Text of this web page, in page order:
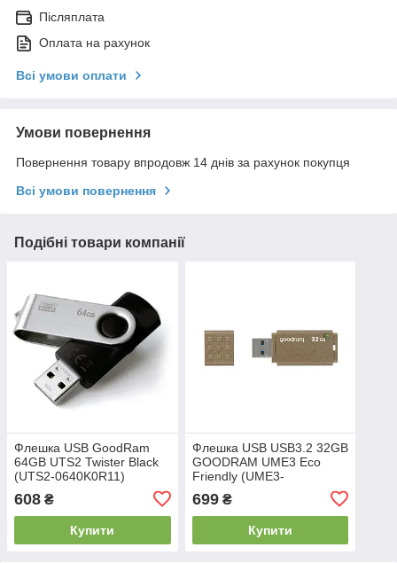
Післяплата
Оплата на рахунок
Всі умови оплати
Умови повернення
Повернення товару впродовж 14 днів за рахунок покупця
Всі умови повернення
Подібні товари компанії
Флешка USB GoodRam
64GB UTS2 Twister Black
(UTS2-0640K0R11)
608 ₴
Купити
Флешка USB USB3.2 32GB
GOODRAM UME3 Eco
Friendly (UME3-
699₴
Купити